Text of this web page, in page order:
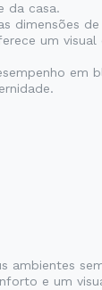
da casa.
dimensões de
um
em
ambientes
e um